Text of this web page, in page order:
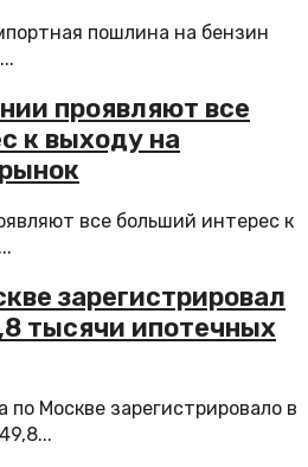
пошлина на бензин
проявляют все
к выходу на
все больший интерес к
зарегистрировал
тысячи ипотечных
по Москве зарегистрировало в